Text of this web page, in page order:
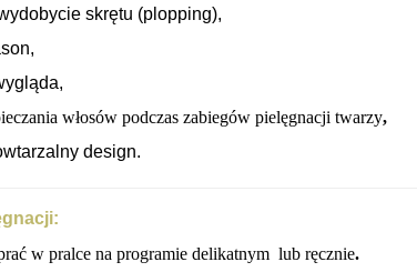
skrętu (plopping),
włosów podczas zabiegów pielęgnacji twarzy,
design.
w pralce na programie delikatnym lub ręcznie.